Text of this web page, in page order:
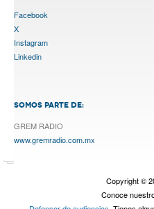
Facebook
X
Instagram
Linkedin
SOMOS PARTE DE:
GREM RADIO
www.gremradio.com.mx
Copyright ©
Conoce